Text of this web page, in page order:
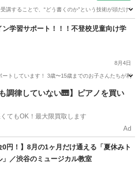
講することで、“どう書くのか”という技術が頭だけ
ン学習サポート！！！不登校児童向け学
8月4日
ートしています！ 3歳〜15歳までのお子さんたちが利
東京 江戸川区 その他 不登校
も調律していない🎹】ピアノを買い
てもOK！最大限買取します
Ad
0円！】8月の1ヶ月だけ通える「夏休みト
」／渋谷のミュージカル教室